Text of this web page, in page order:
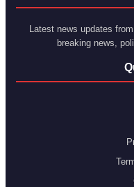
Latest news updates
breaking news,